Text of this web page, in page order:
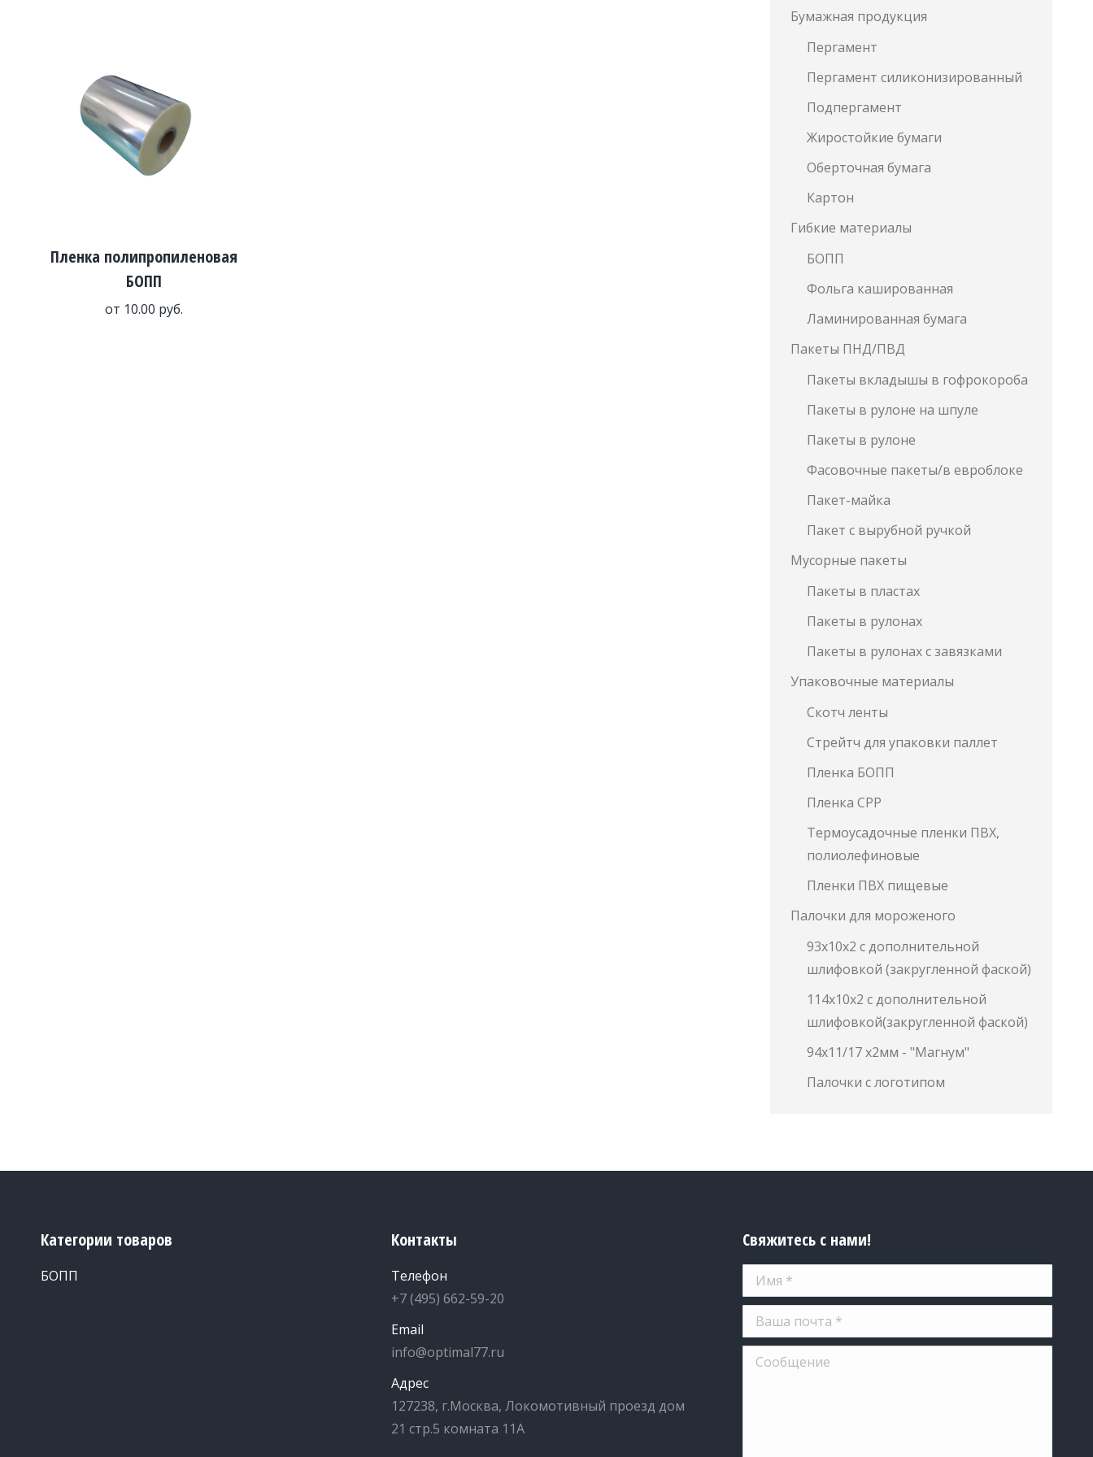
Пленка полипропиленовая
БОПП
от 10.00 руб.
Бумажная продукция
Пергамент
Пергамент силиконизированный
Подпергамент
Жиростойкие бумаги
Оберточная бумага
Картон
Гибкие материалы
БОПП
Фольга кашированная
Ламинированная бумага
Пакеты ПНД/ПВД
Пакеты вкладышы в гофрокороба
Пакеты в рулоне на шпуле
Пакеты в рулоне
Фасовочные пакеты/в евроблоке
Пакет-майка
Пакет с вырубной ручкой
Мусорные пакеты
Пакеты в пластах
Пакеты в рулонах
Пакеты в рулонах с завязками
Упаковочные материалы
Скотч ленты
Стрейтч для упаковки паллет
Пленка БОПП
Пленка СРР
Термоусадочные пленки ПВХ,
полиолефиновые
Пленки ПВХ пищевые
Палочки для мороженого
93х10х2 с дополнительной
шлифовкой (закругленной фаской)
114х10х2 с дополнительной
шлифовкой(закругленной фаской)
94х11/17 х2мм - "Магнум"
Палочки с логотипом
Категории товаров
БОПП
Контакты
Телефон
+7 (495) 662-59-20
Email
info@optimal77.ru
Адрес
127238, г.Москва, Локомотивный проезд дом
21 стр.5 комната 11А
Свяжитесь с нами!
Имя *
Ваша почта *
Сообщение